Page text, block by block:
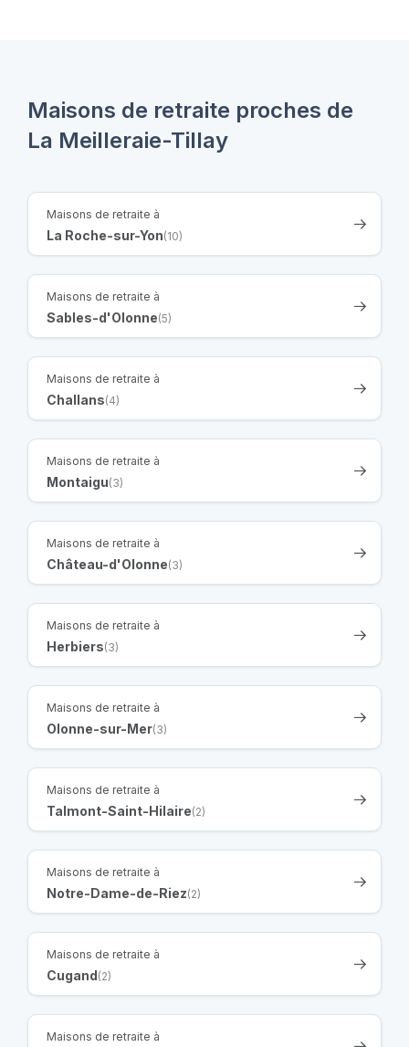
Maisons de retraite proches de
La Meilleraie-Tillay
Maisons de retraite à
La Roche-sur-Yon(10)
Maisons de retraite à
Sables-d'Olonne(5)
Maisons de retraite à
Challans(4)
Maisons de retraite à
Montaigu(3)
Maisons de retraite à
Château-d'Olonne(3)
Maisons de retraite à
Herbiers(3)
Maisons de retraite à
Olonne-sur-Mer(3)
Maisons de retraite à
Talmont-Saint-Hilaire(2)
Maisons de retraite à
Notre-Dame-de-Riez(2)
Maisons de retraite à
Cugand(2)
Maisons de retraite à